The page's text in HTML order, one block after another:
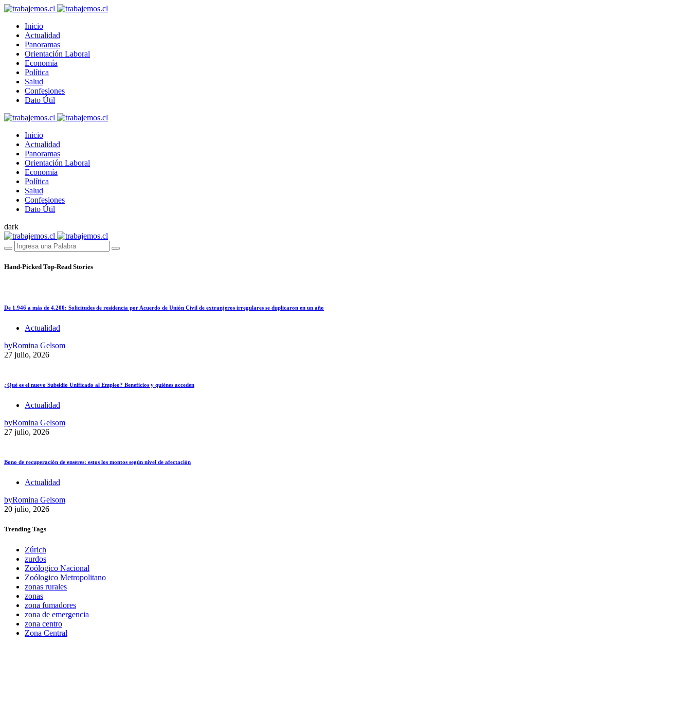
Inicio
Actualidad
Panoramas
Orientación Laboral
Economía
Política
Salud
Confesiones
Dato Útil
Inicio
Actualidad
Panoramas
Orientación Laboral
Economía
Política
Salud
Confesiones
Dato Útil
dark
Hand-Picked Top-Read Stories
De 1.946 a más de 4.200: Solicitudes de residencia por Acuerdo de Unión Civil de extranjeros irregulares se duplicaron en un año
Actualidad
byRomina Gelsom
27 julio, 2026
¿Qué es el nuevo Subsidio Unificado al Empleo? Beneficios y quiénes acceden
Actualidad
byRomina Gelsom
27 julio, 2026
Bono de recuperación de enseres: estos los montos según nivel de afectación
Actualidad
byRomina Gelsom
20 julio, 2026
Trending Tags
Zúrich
zurdos
Zoólogico Nacional
Zoólogico Metropolitano
zonas rurales
zonas
zona fumadores
zona de emergencia
zona centro
Zona Central